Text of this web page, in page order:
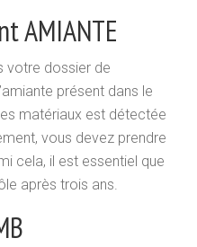
AMIANTE
votre dossier de
présent dans le
matériaux est détectée
vous devez prendre
cela, il est essentiel que
après trois ans.